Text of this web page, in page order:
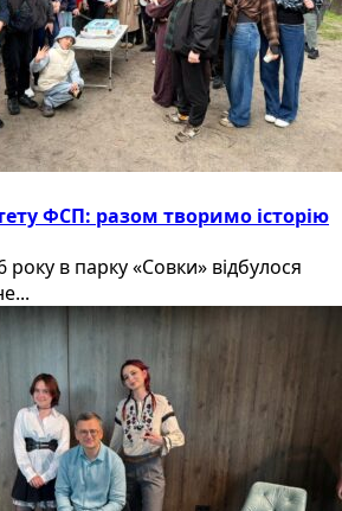
ФСП: разом творимо історію
року в парку «Совки» відбулося